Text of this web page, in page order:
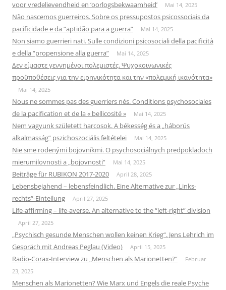
voor vredelievendheid en ‘oorlogsbekwaamheid’
Mai 14, 2025
Não nascemos guerreiros. Sobre os pressupostos psicossociais da
pacificidade e da “aptidão para a guerra”
Mai 14, 2025
Non siamo guerrieri nati. Sulle condizioni psicosociali della pacificità
e della “propensione alla guerra”
Mai 14, 2025
Δεν είμαστε γεννημένοι πολεμιστές. Ψυχοκοινωνικές
προϋποθέσεις για την ειρηνικότητα και την «πολεμική ικανότητα»
Mai 14, 2025
Nous ne sommes pas des guerriers nés. Conditions psychosociales
de la pacification et de la « bellicosité »
Mai 14, 2025
Nem vagyunk született harcosok. A békesség és a „háborús
alkalmasság” pszichoszociális feltételei
Mai 14, 2025
Nie sme rodenými bojovníkmi. O psychosociálnych predpokladoch
mierumilovnosti a „bojovnosti“
Mai 14, 2025
Beiträge für RUBIKON 2017-2020 April 28, 2025
Lebensbejahend – lebensfeindlich. Eine Alternative zur „Links-
rechts“-Einteilung
April 27, 2025
Life-affirming – life-averse. An alternative to the “left-right” division
April 27, 2025
„Psychisch gesunde Menschen wollen keinen Krieg“. Jens Lehrich im
Gespräch mit Andreas Peglau (Video)
April 15, 2025
Radio-Corax-Interview zu „Menschen als Marionetten?“
Februar
23, 2025
Menschen als Marionetten? Wie Marx und Engels die reale Psyche